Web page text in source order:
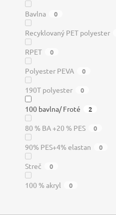
Bavlna 0
Recyklovaný PET polyester
RPET 0
Polyester PEVA 0
190T polyester 0
100 bavlna/ Froté 2
80 % BA +20 % PES 0
90% PES+4% elastan 0
Streč 0
100 % akryl 0